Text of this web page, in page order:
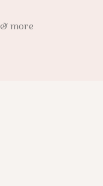
more